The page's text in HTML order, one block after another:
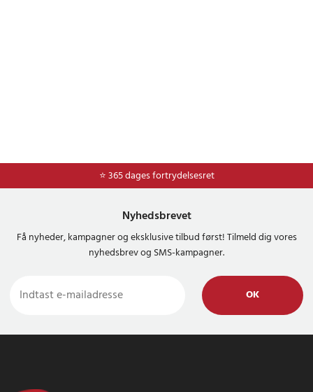
⭐ 365 dages fortrydelsesret
Nyhedsbrevet
Få nyheder, kampagner og eksklusive tilbud først! Tilmeld dig vores
nyhedsbrev og SMS-kampagner.
OK